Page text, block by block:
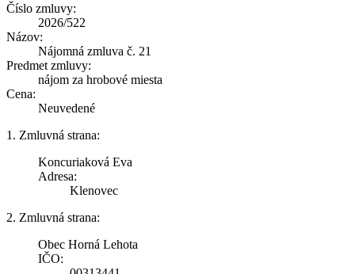
Číslo zmluvy:
2026/522
Názov:
Nájomná zmluva č. 21
Predmet zmluvy:
nájom za hrobové miesta
Cena:
Neuvedené
1. Zmluvná strana:
Koncuriaková Eva
Adresa:
Klenovec
2. Zmluvná strana:
Obec Horná Lehota
IČO: